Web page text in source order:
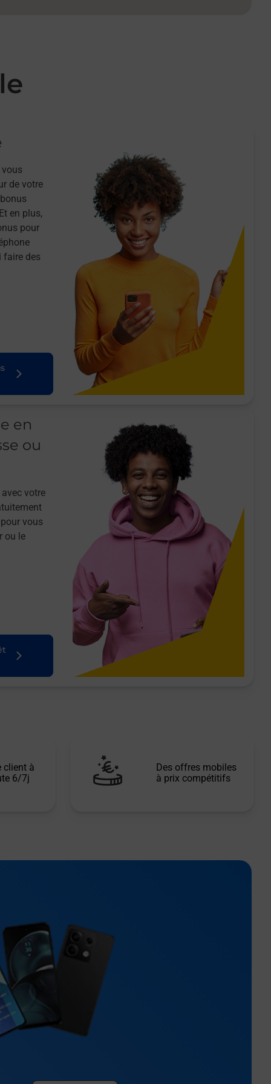
vous
de votre
en plus,
pour
faire des
en
ou
votre
vous
ou le
client à
6/7j
Des offres mobiles
à prix compétitifs